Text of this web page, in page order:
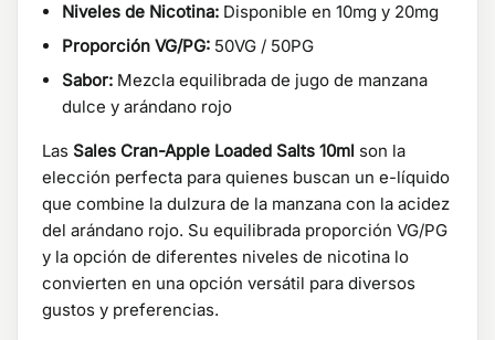
Niveles de Nicotina: Disponible en 10mg y 20mg
Proporción VG/PG: 50VG / 50PG
Sabor: Mezcla equilibrada de jugo de manzana
dulce y arándano rojo
Las Sales Cran-Apple Loaded Salts 10ml son la
elección perfecta para quienes buscan un e-líquido
que combine la dulzura de la manzana con la acidez
del arándano rojo. Su equilibrada proporción VG/PG
y la opción de diferentes niveles de nicotina lo
convierten en una opción versátil para diversos
gustos y preferencias.